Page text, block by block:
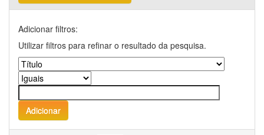
Adicionar filtros:
Utilizar filtros para refinar o resultado da pesquisa.